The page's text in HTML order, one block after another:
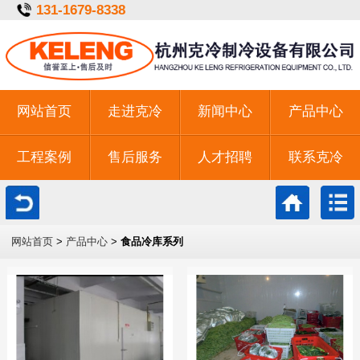
131-1679-8338
网站首页 走进克冷 新闻中心 产品中心
工程案例 售后服务 人才招聘 联系克冷
一键拨号
网站首页 > 产品中心 > 食品冷库系列